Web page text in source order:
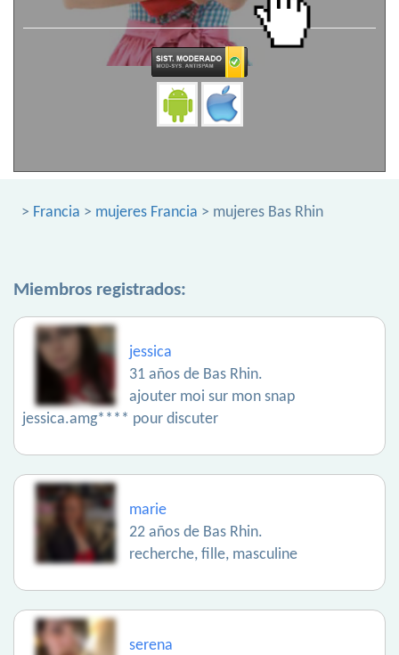
> Francia > mujeres Francia > mujeres Bas Rhin
Miembros registrados:
jessica
31 años de Bas Rhin.
ajouter moi sur mon snap
jessica.amg**** pour discuter
marie
22 años de Bas Rhin.
recherche, fille, masculine
serena